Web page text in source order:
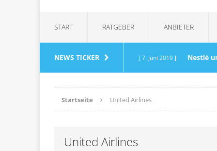
START RATGEBER ANBIETER
NEWS TICKER [ 7. Juni 2019 ] Nestlé
Wasserglas AKTUELLE
Startseite United Airlines
United Airlines